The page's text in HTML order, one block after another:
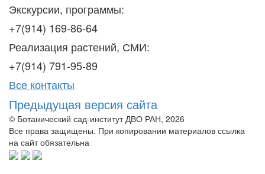
Экскурсии, программы:
+7(914) 169-86-64
Реализация растений, СМИ:
+7(914) 791-95-89
Все контакты
Предыдущая версия сайта
© Ботанический сад-институт ДВО РАН, 2026
Все права защищены. При копировании материалов ссылка
на сайт обязательна